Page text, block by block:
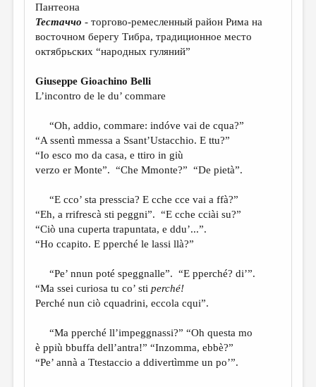
РЕЦЕНЗИРОВАНИЕ
ЦИКЛЫ ПУБЛИКАЦИЙ
МЕДИА
Пантеона
Тестаччо - торгово-ремесленный район Рима на
восточном берегу Тибра, традиционное место
октябрьских “народных гуляний”
Giuseppe Gioachino Belli
L’incontro de le du’ commare
“Oh, addio, commare: indóve vai de cqua?”
“A ssentì mmessa a Ssant’Ustacchio. E ttu?”
“Io esco mo da casa, e ttiro in giù
verzo er Monte”. “Che Mmonte?” “De pietà”.
“E cco’ sta presscia? E cche cce vai a ffà?”
“Eh, a rrifrescà sti peggni”. “E cche cciài su?”
“Ciò una cuperta trapuntata, e ddu’...”.
“Ho ccapito. E pperché le lassi llà?”
“Pe’ nnun poté speggnalle”. “E pperché? di’”.
“Ma ssei curiosa tu co’ stiperché!
Perché nun ciò cquadrini, eccola cqui”.
“Ma pperché ll’impeggnassi?” “Oh questa mo
è ppiù bbuffa dell’antra!” “Inzomma, ebbè?”
“Pe’ annà a Ttestaccio a ddivertìmme un po’”.